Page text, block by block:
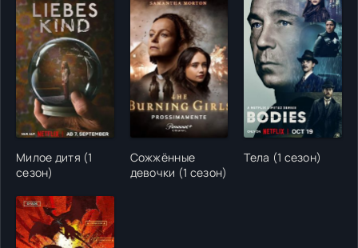
Милое дитя (1
сезон)
Сожжённые
девочки (1 сезон)
Тела (1 сезон)